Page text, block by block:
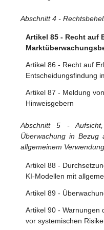
Notifizierung
Artikel 31 -
Artikel 32 - Vermutung
Anforderungen an
von Unteraufträgen
Artikel 34 - Operative
Artikel 35 -
notifizierter Stellen
Artikel 36 - Änderungen
Artikel 37 -
Abschnitt 4 -
Artikel 85 - Recht auf
Artikel 86 - Recht auf
Entscheidungsfindung
Artikel 87 - Meldung
Hinweisgebern
Abschnitt 5 -
Überwachung in Bezug
allgemeinem
Artikel 88 -
KI-Modellen mit
Artikel 89 -
Artikel 90 - Warnungen
vor systemischen